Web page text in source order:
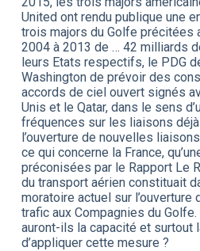
United ont rendu publique une
trois majors du Golfe précitées
2004 à 2013 de … 42 milliards
leurs Etats respectifs, le PDG
Washington de prévoir des
accords de ciel ouvert signés
Unis et le Qatar, dans le sens
fréquences sur les liaisons
l’ouverture de nouvelles
ce qui concerne la France,
préconisées par le Rapport Le
du transport aérien constituait
moratoire actuel sur l’ouverture
trafic aux Compagnies du
auront-ils la capacité et surtout
d’appliquer cette mesure ?